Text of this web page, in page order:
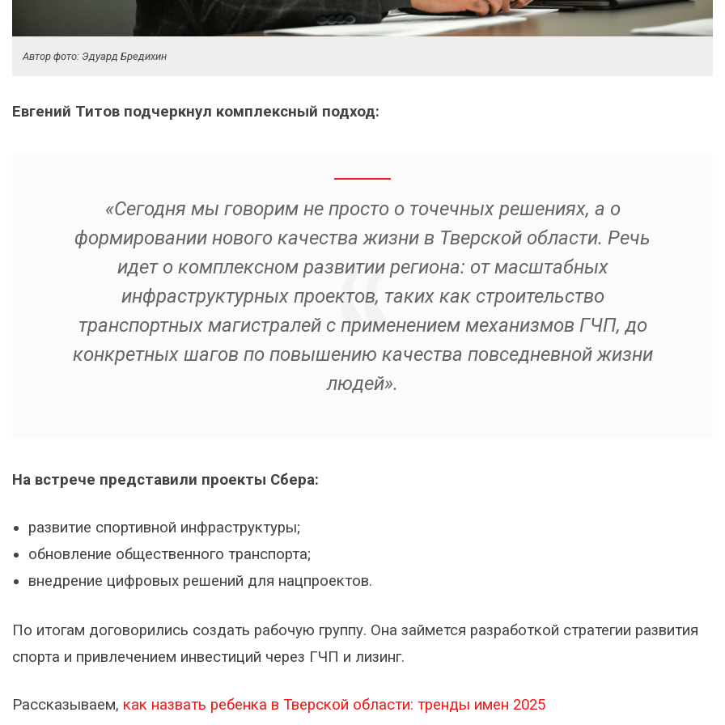
Автор фото: Эдуард Бредихин
Евгений Титов подчеркнул комплексный подход:
«Сегодня мы говорим не просто о точечных решениях, а о
формировании нового качества жизни в Тверской области. Речь
идет о комплексном развитии региона: от масштабных
инфраструктурных проектов, таких как строительство
транспортных магистралей с применением механизмов ГЧП, до
конкретных шагов по повышению качества повседневной жизни
людей».
На встрече представили проекты Сбера:
развитие спортивной инфраструктуры;
обновление общественного транспорта;
внедрение цифровых решений для нацпроектов.
По итогам договорились создать рабочую группу. Она займется разработкой стратегии развития
спорта и привлечением инвестиций через ГЧП и лизинг.
Рассказываем, как назвать ребенка в Тверской области: тренды имен 2025